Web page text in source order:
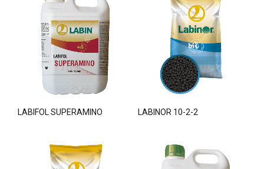
LABIFOL SUPERAMINO LABINOR 10-2-2